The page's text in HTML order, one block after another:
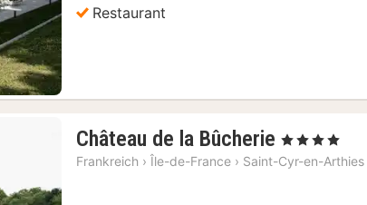
Restaurant
Château de la Bûcherie 2
Nächte
, 4 Sterne
Frankreich › Île-de-France › Saint-Cyr-en-Arthies